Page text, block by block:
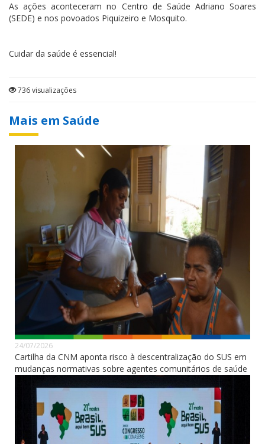
As ações aconteceram no Centro de Saúde Adriano Soares
(SEDE) e nos povoados Piquizeiro e Mosquito.
Cuidar da saúde é essencial!
736 visualizações
Mais em Saúde
24/07/2026
Cartilha da CNM aponta risco à descentralização do SUS em
mudanças normativas sobre agentes comunitários de saúde